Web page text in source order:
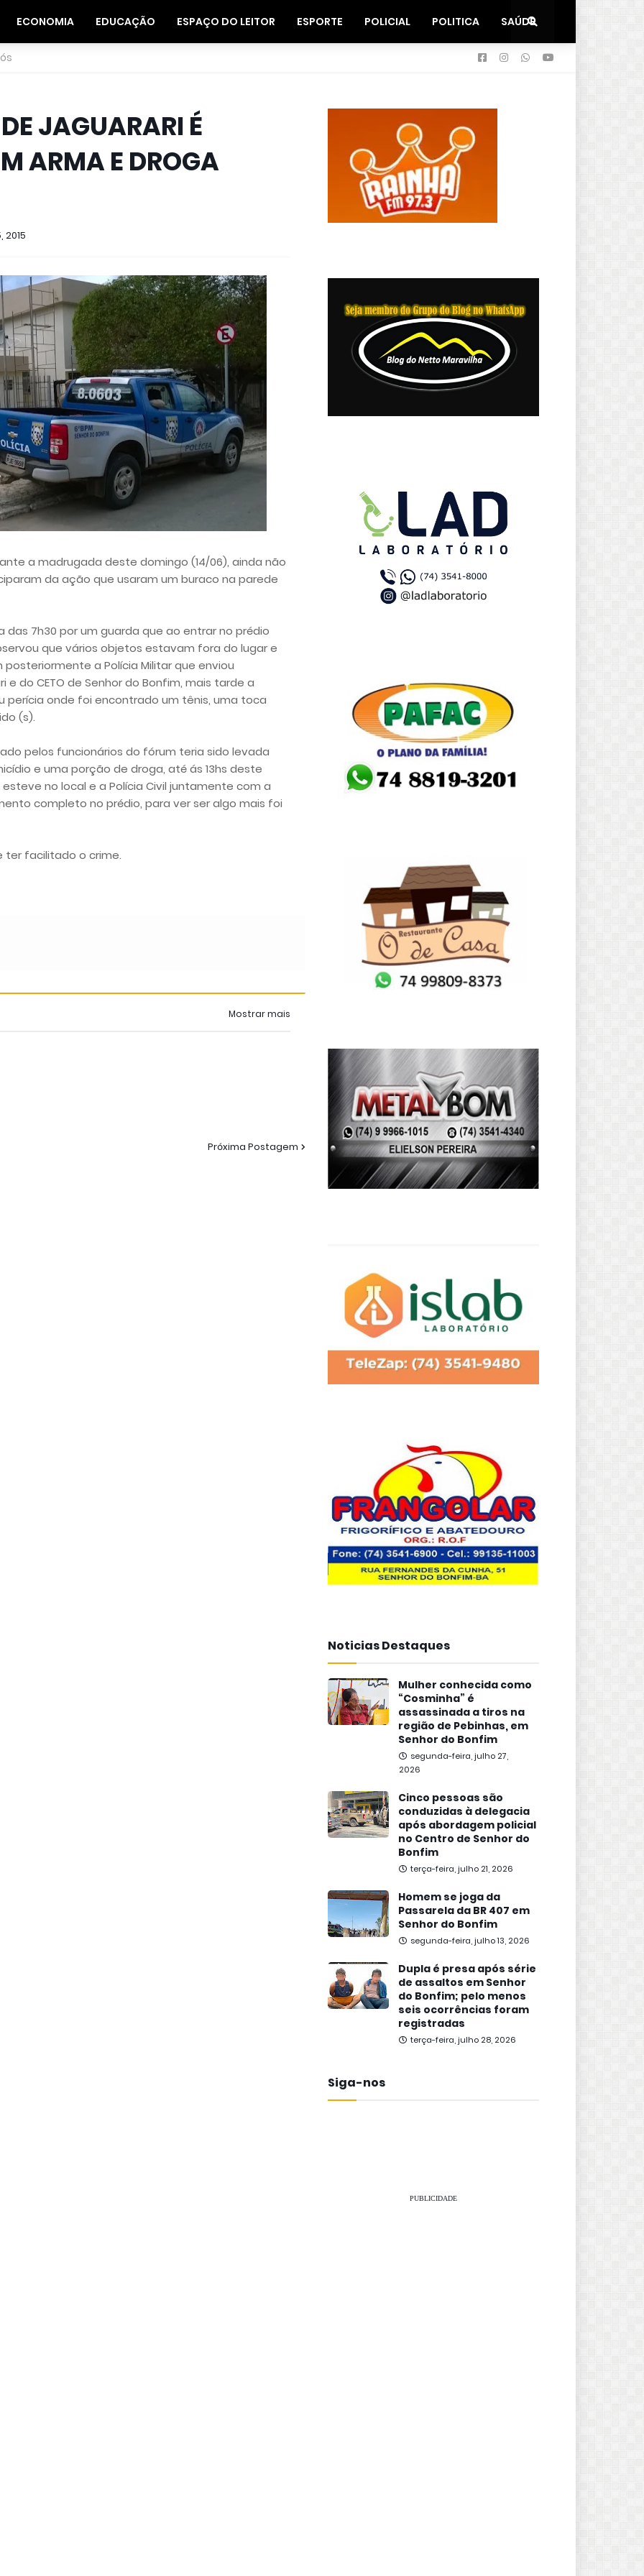
ECONOMIA EDUCAÇÃO ESPAÇO DO LEITOR ESPORTE POLICIAL POLITICA SAÚDE
JAGUARARI É
ARMA E DROGA
2015
a madrugada deste domingo (14/06), ainda não
da ação que usaram um buraco na parede
7h30 por um guarda que ao entrar no prédio
que vários objetos estavam fora do lugar e
a Polícia Militar que enviou
do CETO de Senhor do Bonfim, mais tarde a
perícia onde foi encontrado um tênis, uma toca
(s).
pelos funcionários do fórum teria sido levada
e uma porção de droga, até ás 13hs deste
no local e a Polícia Civil juntamente com a
completo no prédio, para ver ser algo mais foi
ter facilitado o crime.
Mostrar mais
Próxima Postagem
Noticias Destaques
Mulher conhecida como
“Cosminha” é
assassinada a tiros na
região de Pebinhas, em
Senhor do Bonfim
segunda-feira, julho 27,
2026
Cinco pessoas são
conduzidas à delegacia
após abordagem policial
no Centro de Senhor do
Bonfim
terça-feira, julho 21, 2026
Homem se joga da
Passarela da BR 407 em
Senhor do Bonfim
segunda-feira, julho 13, 2026
Dupla é presa após série
de assaltos em Senhor
do Bonfim; pelo menos
seis ocorrências foram
registradas
terça-feira, julho 28, 2026
Siga-nos
PUBLICIDADE